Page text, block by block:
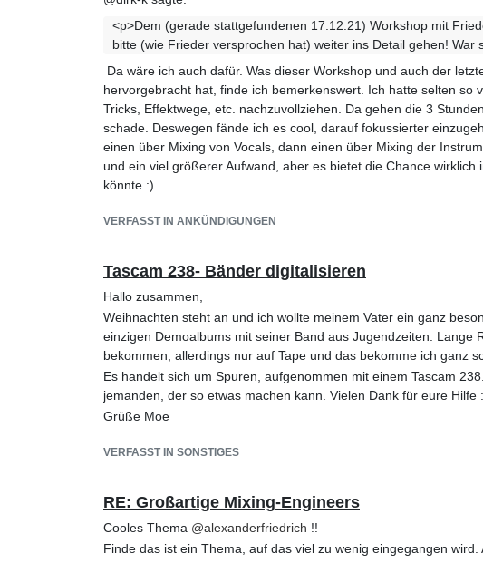
<p>Dem (gerade stattgefundenen 17.12.21) Workshop mit
bitte (wie Frieder versprochen hat) weiter ins Detail gehen!
Da wäre ich auch dafür. Was dieser Workshop und auch der
hervorgebracht hat, finde ich bemerkenswert. Ich hatte selten so
Tricks, Effektwege, etc. nachzuvollziehen. Da gehen die 3
schade. Deswegen fände ich es cool, darauf fokussierter
einen über Mixing von Vocals, dann einen über Mixing der
und ein viel größerer Aufwand, aber es bietet die Chance
könnte :)
VERFASST IN ANKÜNDIGUNGEN
Tascam 238- Bänder digitalisieren
Hallo zusammen,
Weihnachten steht an und ich wollte meinem Vater ein ganz
einzigen Demoalbums mit seiner Band aus Jugendzeiten. Lange
bekommen, allerdings nur auf Tape und das bekomme ich ganz
Es handelt sich um Spuren, aufgenommen mit einem Tascam
jemanden, der so etwas machen kann. Vielen Dank für eure Hilfe
Grüße Moe
VERFASST IN SONSTIGES
RE: Großartige Mixing-Engineers
Cooles Thema @alexanderfriedrich !!
Finde das ist ein Thema, auf das viel zu wenig eingegangen